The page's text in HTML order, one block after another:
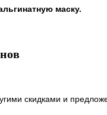
маску.
скидками и